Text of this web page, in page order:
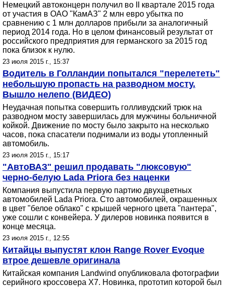
Немецкий автоконцерн получил во II квартале 2015 года
от участия в ОАО "КамАЗ" 2 млн евро убытка по
сравнению с 1 млн долларов прибыли за аналогичный
период 2014 года. Но в целом финансовый результат от
российского предприятия для германского за 2015 год
пока близок к нулю.
23 июля 2015 г., 15:37
Водитель в Голландии попытался "перелететь"
небольшую пропасть на разводном мосту.
Вышло нелепо (ВИДЕО)
Неудачная попытка совершить голливудский трюк на
разводном мосту завершилась для мужчины больничной
койкой. Движение по мосту было закрыто на несколько
часов, пока спасатели поднимали из воды утопленный
автомобиль.
23 июля 2015 г., 15:17
"АвтоВАЗ" решил продавать "люксовую"
черно-белую Lada Priora без наценки
Компания выпустила первую партию двухцветных
автомобилей Lada Priora. Сто автомобилей, окрашенных
в цвет "белое облако" с крышей черного цвета "пантера",
уже сошли с конвейера. У дилеров новинка появится в
конце месяца.
23 июля 2015 г., 12:55
Китайцы выпустят клон Range Rover Evoque
втрое дешевле оригинала
Китайская компания Landwind опубликовала фотографии
серийного кроссовера X7. Новинка, прототип которой был